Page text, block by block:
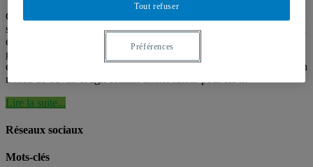
Ce séminaire portait sur les normes et la démarche « Entreprise en
santé » mise sur pied par le Groupe de Promotion pour la prévention
en Santé (GP²S) devenu en 2012 le Groupe entreprises en santé. Ce
groupe se donne pour mandat de mobiliser et d’accompagner les
entreprises dans l’implantation de pratiques visant la santé globale en
milieu de travail et agit comme interlocuteur pour les ...
Lire la suite...
Réseaux sociaux
Mots-clés
Tout refuser
Préférences